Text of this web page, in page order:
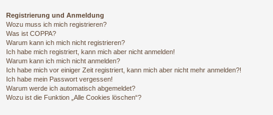
Registrierung und Anmeldung
Wozu muss ich mich registrieren?
Was ist COPPA?
Warum kann ich mich nicht registrieren?
Ich habe mich registriert, kann mich aber nicht anmelden!
Warum kann ich mich nicht anmelden?
Ich habe mich vor einiger Zeit registriert, kann mich aber nicht mehr anmelden?!
Ich habe mein Passwort vergessen!
Warum werde ich automatisch abgemeldet?
Wozu ist die Funktion „Alle Cookies löschen“?